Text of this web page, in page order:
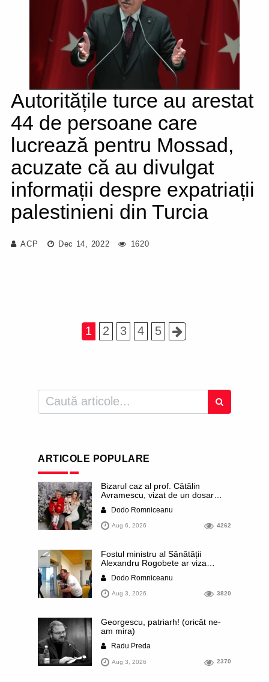
Autoritățile turce au arestat
44 de persoane care
lucrează pentru Mossad,
acuzate că au divulgat
informații despre expatriații
palestinieni din Turcia
ACP Dec 14, 2022 1620
1 2 3 4 5
ARTICOLE POPULARE
Bizarul caz al prof. Cătălin
Avramescu, vizat de un dosar
infantilă”. Miroase a execuție
stalinistă. Cea mai imundă parte a
presei publică inclusiv documente
dezvăluite date ultra-personale
ale profesorului, inclusiv
diagnostice și tratamente
Dodo Romniceanu
Aug 6, 2026 4262
Fostul ministru al Sănătății
Alexandru Rogobete ar viza
al orașului Timișoara. Pesedistul
publică imagini demne de Coreea
de Nord cu femei din Timișoara
Dodo Romniceanu
Aug 3, 2026 3820
Georgescu, patriarh! (oricât ne-
am mira)
Radu Preda
Aug 3, 2026 2370